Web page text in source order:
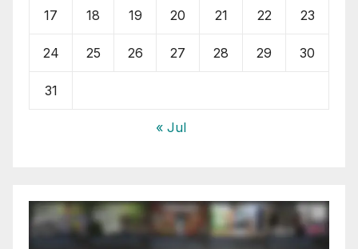
17 18 19 20 21 22 23
24 25 26 27 28 29 30
31
« Jul